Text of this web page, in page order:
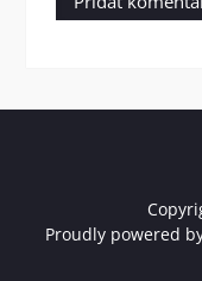
Proudly powered